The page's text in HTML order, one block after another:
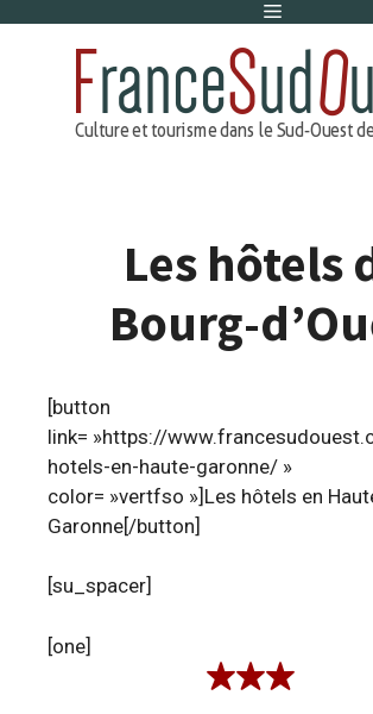
Menu
Les hôtels
Bourg-
[button
link= »https://
hotels-en-haute-garonne/ »
color= »vertfso »]Les hôtels en
Garonne[/button]
[su_spacer]
[one]